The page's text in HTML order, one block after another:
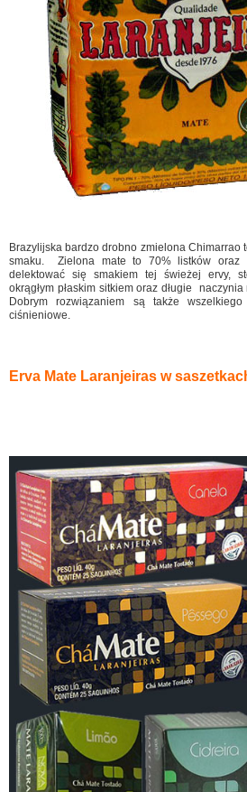
Brazylijska bardzo drobno zmielona Chimarrao
smaku. Zielona mate to 70% listków oraz
delektować się smakiem tej świeżej ervy,
okrągłym płaskim sitkiem oraz długie
Dobrym rozwiązaniem są także
ciśnieniowe.
Erva Mate Laranjeiras w